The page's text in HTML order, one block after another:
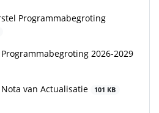
Programmabegroting
2026-2029
van Actualisatie 101 KB